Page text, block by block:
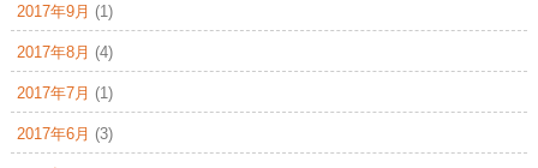
2017年9月 (1)
2017年8月 (4)
2017年7月 (1)
2017年6月 (3)